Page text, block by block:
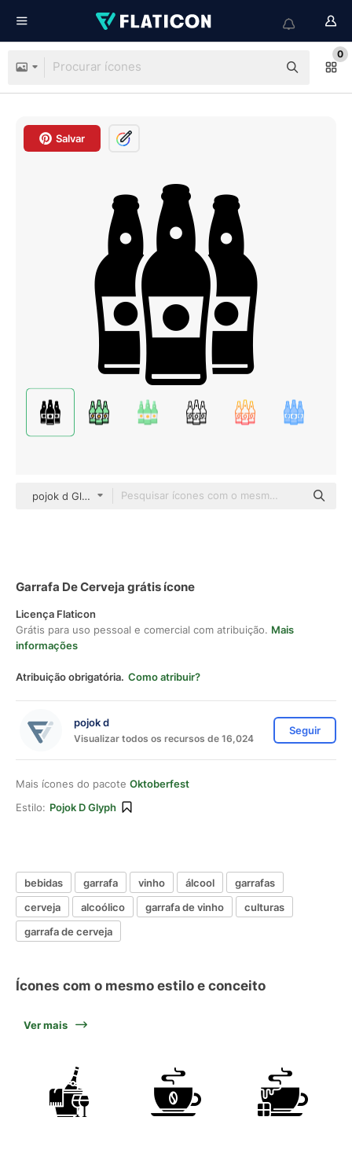
0
Salvar
pojok d Glyph
Garrafa De Cerveja grátis ícone
Licença Flaticon
Grátis para uso pessoal e comercial com atribuição. Mais
informações
Atribuição obrigatória. Como atribuir?
pojok d
Visualizar todos os recursos de 16,024
Seguir
Mais ícones do pacote Oktoberfest
Estilo: Pojok D Glyph
bebidas garrafa vinho álcool
garrafas
cerveja
alcoólico garrafa de vinho
culturas
garrafa de cerveja
Ícones com o mesmo estilo e conceito
Ver mais